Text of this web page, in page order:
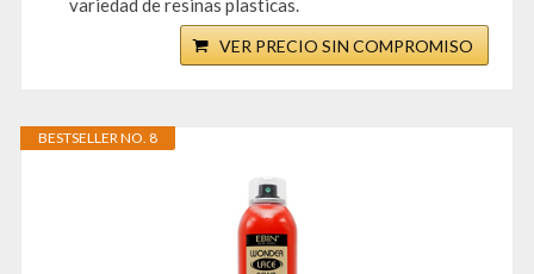
variedad de resinas plasticas.
VER PRECIO SIN COMPROMISO
BESTSELLER NO. 8